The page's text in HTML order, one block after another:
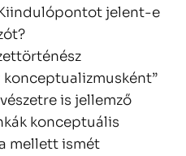
jelent-e
konceptualizmusként”
is jellemző
konceptuális
mellett ismét